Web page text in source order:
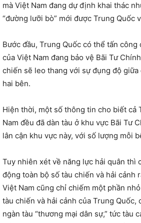
mà Việt Nam đang dự định khai thác
“đường lưỡi bò” mới được Trung Quốc
Bước đầu, Trung Quốc có thể tấn công
của Việt Nam đang bảo vệ Bãi Tư
chiến sẽ leo thang với sự đụng độ giữa
hai bên.
Hiện thời, một số thông tin cho biết cả
Nam đều đã dàn tàu ở khu vực Bãi Tư
lân cận khu vực này, với số lượng mỗi
Tuy nhiên xét về năng lực hải quân thì
động toàn bộ số tàu chiến và hải cảnh
Việt Nam cũng chỉ chiếm một phần
tàu chiến và hải cảnh của Trung Quốc,
ngàn tàu “thương mại dân sự,” tức tàu